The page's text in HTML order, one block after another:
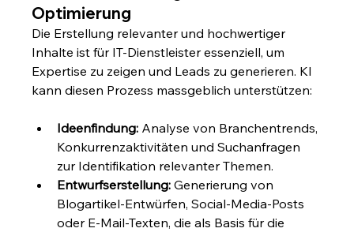
Optimierung
Die Erstellung relevanter und hochwertiger
Inhalte ist für IT-Dienstleister essenziell, um
Expertise zu zeigen und Leads zu generieren. KI
kann diesen Prozess massgeblich unterstützen:
Ideenfindung: Analyse von Branchentrends,
Konkurrenzaktivitäten und Suchanfragen
zur Identifikation relevanter Themen.
Entwurfserstellung: Generierung von
Blogartikel-Entwürfen, Social-Media-Posts
oder E-Mail-Texten, die als Basis für die